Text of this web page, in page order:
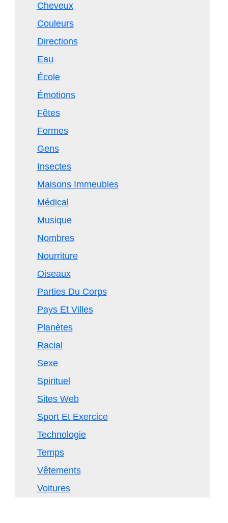
Cheveux
Couleurs
Directions
Eau
École
Émotions
Fêtes
Formes
Gens
Insectes
Maisons Immeubles
Médical
Musique
Nombres
Nourriture
Oiseaux
Parties Du Corps
Pays Et Villes
Planètes
Racial
Sexe
Spirituel
Sites Web
Sport Et Exercice
Technologie
Temps
Vêtements
Voitures